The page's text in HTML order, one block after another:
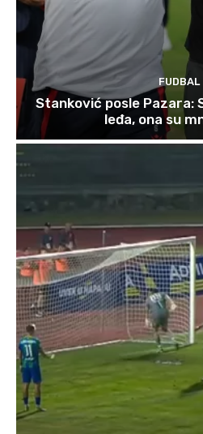
FUDBAL
Stanković posle Pazara:
leđa, ona su